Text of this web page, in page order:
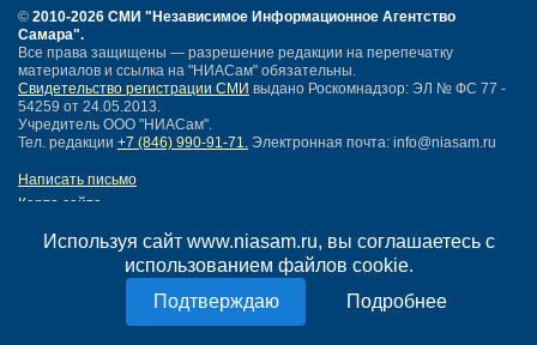
Используя сайт www.niasam.ru, вы соглашаетесь с
использованием файлов cookie.
Подробнее
© 2010-2026 СМИ "Независимое Информационное Агентство
Самара".
Все права защищены — разрешение редакции на перепечатку
материалов и ссылка на "НИАСам" обязательны.
Свидетельство регистрации СМИ выдано Роскомнадзор: ЭЛ № ФС 77 -
54259 от 24.05.2013.
Учредитель ООО "НИАСам".
Тел. редакции +7 (846) 990-91-71. Электронная почта: info@niasam.ru
Написать письмо
Карта сайта
Политика конфиденциальности
Согласие на обработку персональных данных